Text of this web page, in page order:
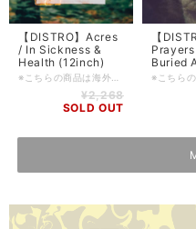
【DISTRO】Acres
/ In Sickness &
Health (12inch)
¥2,268
SOLD OUT
【
Buried